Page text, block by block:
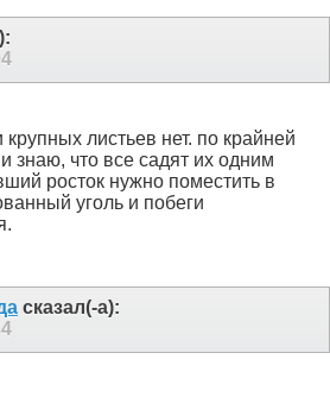
листьев нет. по крайней
знаю, что все садят их одним
росток нужно поместить в
уголь и побеги
сказал(-а):